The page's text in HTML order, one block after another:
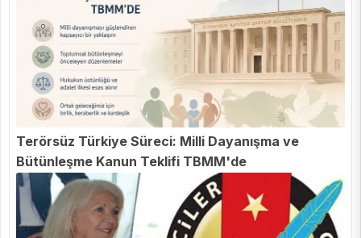
Terörsüz Türkiye Süreci: Milli Dayanışma ve
Bütünleşme Kanun Teklifi TBMM'de